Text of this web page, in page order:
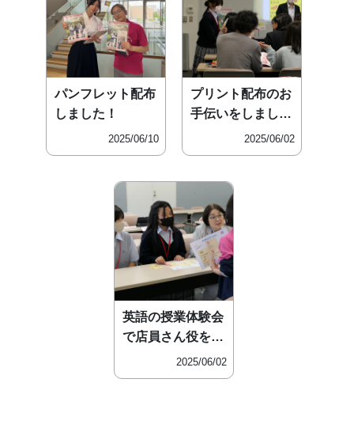
パンフレット配布
しました！
2025/06/10
プリント配布のお
手伝いをしまし
2025/06/02
英語の授業体験会
で店員さん役をや
2025/06/02